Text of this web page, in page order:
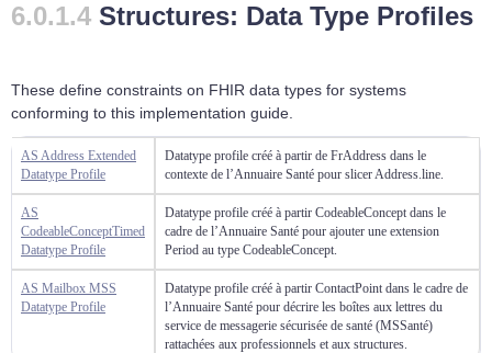
Structures: Data Type Profiles
These define constraints on FHIR data types for systems
conforming to this implementation guide.
AS Address Extended
Datatype Profile
Datatype profile créé à partir de FrAddress dans le
contexte de l’Annuaire Santé pour slicer Address.line.
AS
CodeableConceptTimed
Datatype Profile
Datatype profile créé à partir CodeableConcept dans le
cadre de l’Annuaire Santé pour ajouter une extension
Period au type CodeableConcept.
AS Mailbox MSS
Datatype Profile
Datatype profile créé à partir ContactPoint dans le cadre de
l’Annuaire Santé pour décrire les boîtes aux lettres du
service de messagerie sécurisée de santé (MSSanté)
rattachées aux professionnels et aux structures.